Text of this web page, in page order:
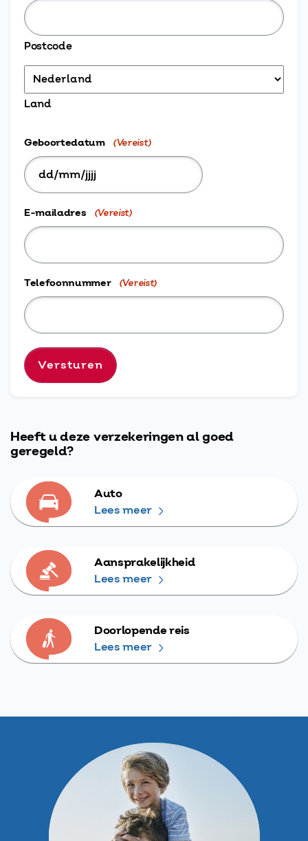
Postcode
Land
Geboortedatum (Vereist)
DD
MM
slash
JJJJ
E-mailadres (Vereist)
Telefoonnummer (Vereist)
Heeft u deze verzekeringen al goed
geregeld?
Auto
Lees meer
Aansprakelijkheid
Lees meer
Doorlopende reis
Lees meer